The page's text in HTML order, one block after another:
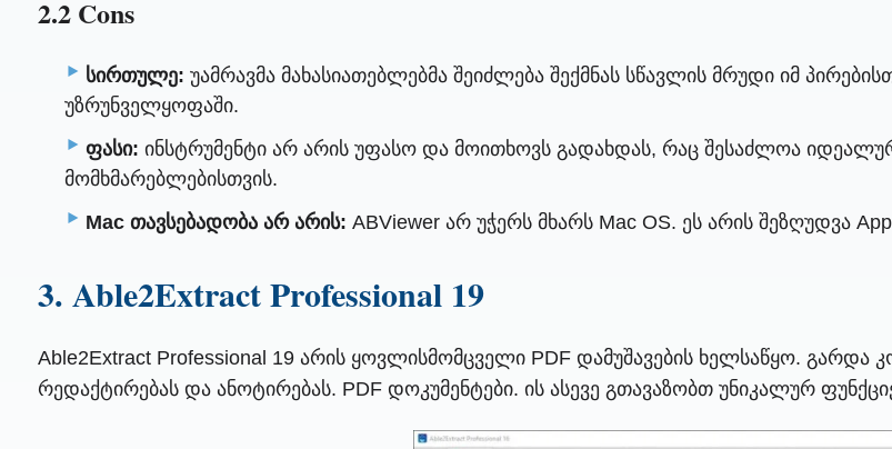
2.2 Cons
სირთულე: უამრავმა მახასიათებლებმა შეიძლება შექმნას სწავლის მრუდი იმ
უზრუნველყოფაში.
ფასი: ინსტრუმენტი არ არის უფასო და მოითხოვს გადახდას, რაც შესაძლოა
მომხმარებლებისთვის.
Mac თავსებადობა არ არის: ABViewer არ უჭერს მხარს Mac OS. ეს არის შეზღუდვა
3. Able2Extract Professional 19
Able2Extract Professional 19 არის ყოვლისმომცველი PDF დამუშავების ხელსაწყო. გარდა
რედაქტირებას და ანოტირებას. PDF დოკუმენტები. ის ასევე გთავაზობთ უნიკალურ